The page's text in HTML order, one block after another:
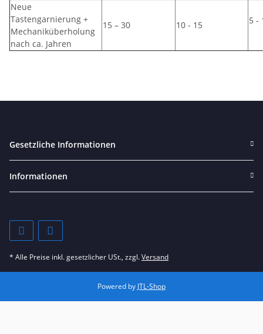
Neue
Tastengarnierung +
Mechaniküberholung
nach ca. Jahren
15 – 30 10 - 15 5 -
Gesetzliche Informationen
Informationen
* Alle Preise inkl. gesetzlicher USt., zzgl.Versand
Powered by JTL-Shop